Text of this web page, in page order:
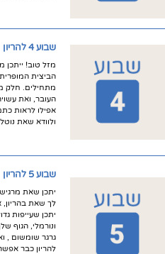
שבוע 4 להריון
מזל טוב! ייתכן
הביצית
מתחילים. חלק
העובר, ואת
אפילו לראות
ולוודא שאת
שבוע 5 להריון
יתכן שאת
לך שאת בהריון,
יתכן שעייפות
ונורמלי, הגוף
להריון כבר אפשר לראות